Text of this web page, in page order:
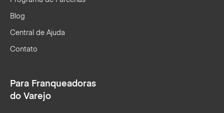
Blog
Central de Ajuda
Contato
Para Franqueadoras
do Varejo